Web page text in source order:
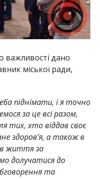
важливості дано
міської ради,
піднімати, і я точно
за це всі разом,
тих, хто віддав своє
здоров’я, а також в
життя за
долучатися до
та